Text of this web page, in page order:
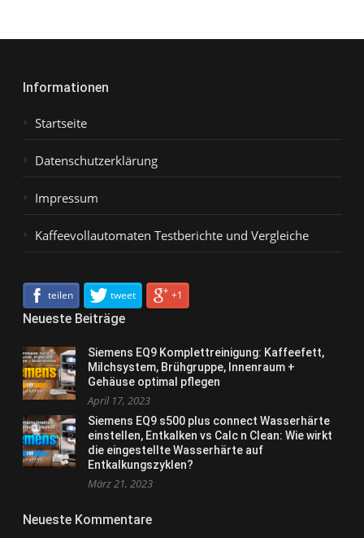
Informationen
Startseite
Datenschutzerklärung
Impressum
Kaffeevollautomaten Testberichte und Vergleiche
teilen tweet +1
Neueste Beiträge
Siemens EQ9 Komplettreinigung: Kaffeefett,
Milchsystem, Brühgruppe, Innenraum +
Gehäuse optimal pflegen
April 17, 2023
Siemens EQ9 s500 plus connect Wasserhärte
einstellen, Entkalken vs Calc n Clean: Wie wirkt
die eingestellte Wasserhärte auf
Entkalkungszyklen?
März 21, 2023
Neueste Kommentare